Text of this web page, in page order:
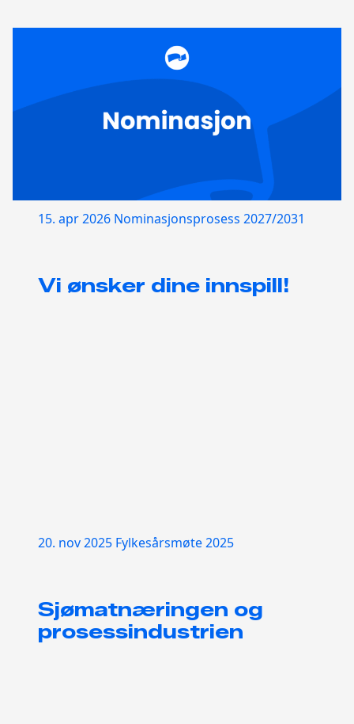
15. apr 2026 Nominasjonsprosess 2027/2031
Vi ønsker dine innspill!
20. nov 2025 Fylkesårsmøte 2025
Sjømatnæringen og
prosessindustrien